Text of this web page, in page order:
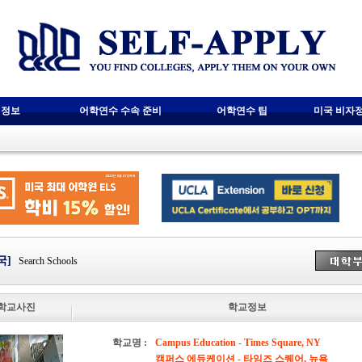
보 어학연수 수속 준비 어학연수 팁 미국 비자
] Search Schools
교사진 학교정보
학교명 :
Campus Education - Times Square, NY
캠퍼스 에듀케이션 - 타임즈 스퀘어, 뉴욕